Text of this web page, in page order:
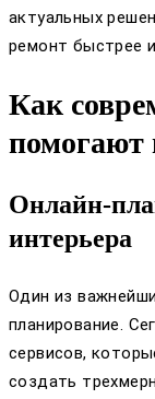
актуальных
ремонт быстрее
Как
помогают
Онлайн-
интерьера
Один из
планирование.
сервисов,
создать